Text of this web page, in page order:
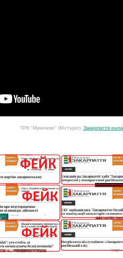
ТРК "Мукачево" (М-студіо), Закарпаття